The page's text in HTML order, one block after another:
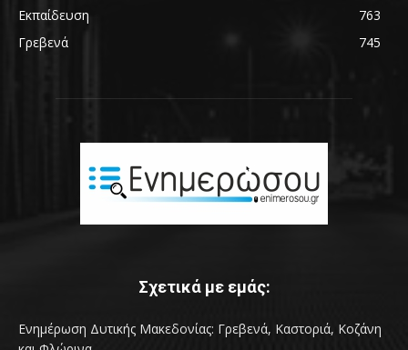
Εκπαίδευση
763
Γρεβενά
745
Σχετικά με εμάς:
Ενημέρωση Δυτικής Μακεδονίας: Γρεβενά, Καστοριά, Κοζάνη